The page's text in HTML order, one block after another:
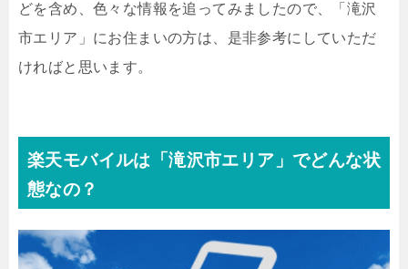
どを含め、色々な情報を追ってみましたので、「滝沢
市エリア」にお住まいの方は、是非参考にしていただ
ければと思います。
楽天モバイルは「滝沢市エリア」でどんな状
態なの？